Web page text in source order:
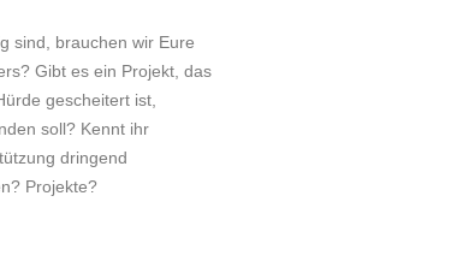
sind, brauchen wir Eure
Gibt es ein Projekt, das
gescheitert ist,
soll? Kennt ihr
dringend
Projekte?